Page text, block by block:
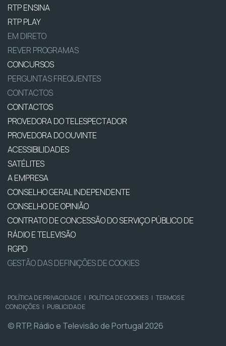
RTP ENSINA
RTP PLAY
EM DIRETO
REVER PROGRAMAS
CONCURSOS
PERGUNTAS FREQUENTES
CONTACTOS
CONTACTOS
PROVEDORA DO TELESPECTADOR
PROVEDORA DO OUVINTE
ACESSIBILIDADES
SATÉLITES
A EMPRESA
CONSELHO GERAL INDEPENDENTE
CONSELHO DE OPINIÃO
CONTRATO DE CONCESSÃO DO SERVIÇO PÚBLICO DE
RÁDIO E TELEVISÃO
RGPD
GESTÃO DAS DEFINIÇÕES DE COOKIES
POLÍTICA DE PRIVACIDADE | POLÍTICA DE COOKIES | TERMOS E
CONDIÇÕES | PUBLICIDADE
© RTP, Rádio e Televisão de Portugal 2026